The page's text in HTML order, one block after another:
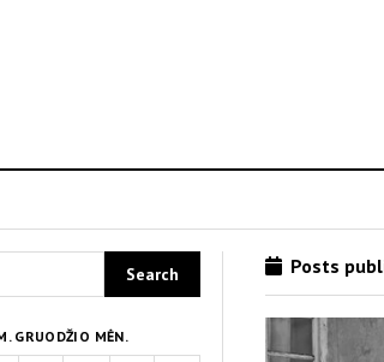
GRUODŽIO MĖN.
Posts